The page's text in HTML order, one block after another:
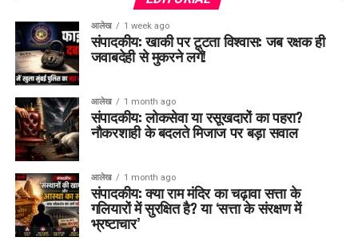
आलेख 1 week ago
संपादकीय: खाकी पर टूटता विश्वास: जब रक्षक ही
जवाबदेही से मुकरने लगें!
आलेख 1 month ago
संपादकीय: लोकसेवा या रसूखदारों का पहरा?
नौकरशाही के बदलते मिजाज पर बड़ा सवाल
आलेख 1 month ago
संपादकीय: क्या राम मंदिर का चढ़ावा सत्ता के
गलियारों में सुरक्षित है? या ‘सत्ता के संरक्षण में
भ्रष्टाचार’